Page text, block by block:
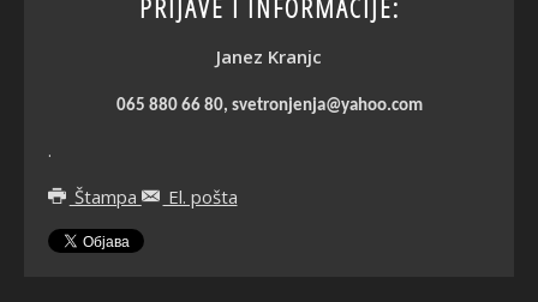
PRIJAVE I INFORMACIJE:
Janez Kranjc
065 880 66 80, svetronjenja@yahoo.com
.
Štampa
El. pošta